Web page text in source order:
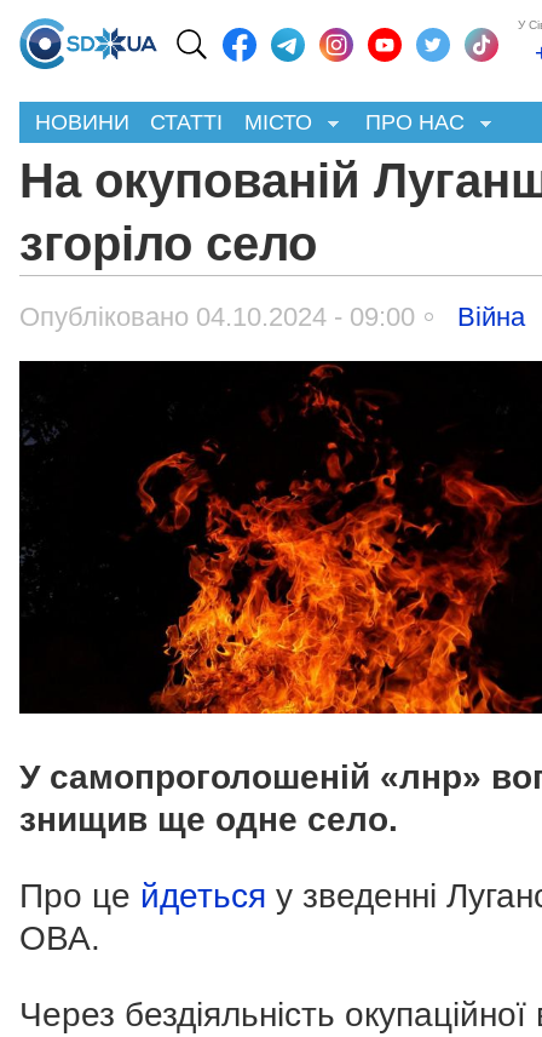
У
НОВИНИ СТАТТІ МІСТО ПРО НАС
На окупованій
згоріло село
Опубліковано 04.10.2024 - 09:00 Війна
У самопроголошеній «лнр»
знищив ще одне село.
Про це йдеться у зведенні
ОВА.
Через бездіяльність